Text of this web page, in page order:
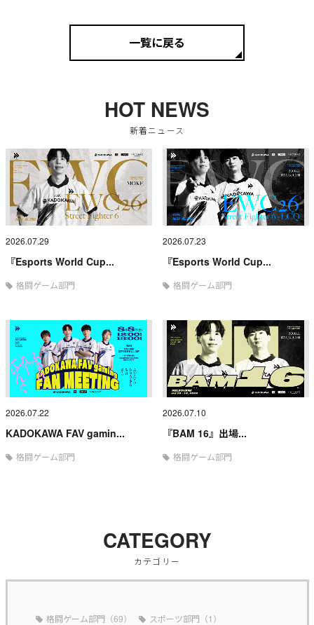
一覧に戻る
HOT NEWS
新着ニュース
2026.07.29
『Esports World Cup...
格闘ゲーム部門
2026.07.23
『Esports World Cup...
格闘ゲーム部門
2026.07.22
KADOKAWA FAV gamin...
格闘ゲーム部門
2026.07.10
『BAM 16』出場...
格闘ゲーム部門
CATEGORY
カテゴリー
格闘ゲーム部門（69）
スポーツ部門（1）